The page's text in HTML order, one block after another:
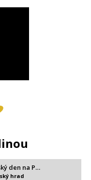
den na P…
hrad